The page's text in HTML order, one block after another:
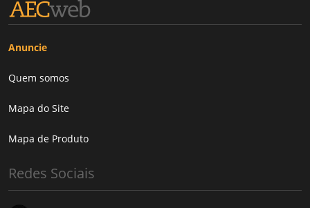
Anuncie
Quem somos
Mapa do Site
Mapa de Produto
Redes Sociais